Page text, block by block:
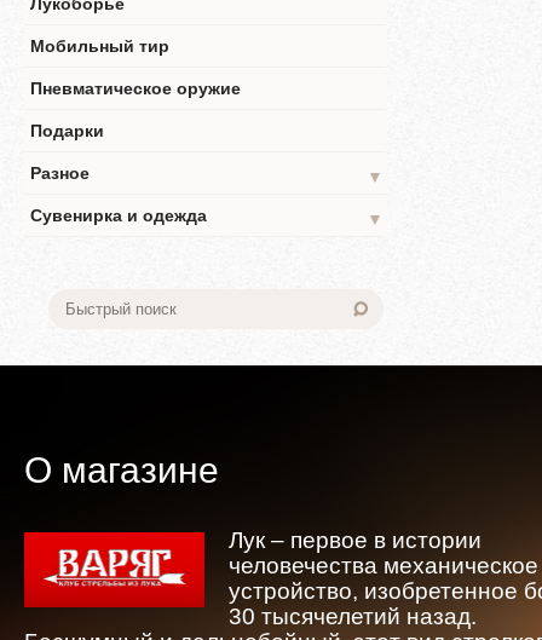
Мобильный тир
Пневматическое оружие
Подарки
Разное
▼
Сувенирка и одежда
▼
О магазине
Лук – первое в истории
человечества механическое
устройство, изобретенное
30 тысячелетий назад.